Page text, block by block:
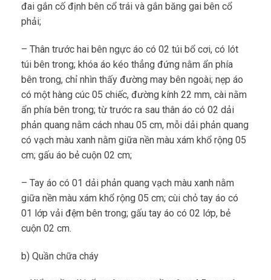
đai gắn cố định bên cổ trái và gắn băng gai bên cổ
phải;
– Thân trước hai bên ngực áo có 02 túi bổ cơi, có lót
túi bên trong; khóa áo kéo thẳng đứng nằm ẩn phía
bên trong, chỉ nhìn thấy đường may bên ngoài; nẹp áo
có một hàng cúc 05 chiếc, đường kính 22 mm, cài nằm
ẩn phía bên trong; từ trước ra sau thân áo có 02 dải
phản quang nằm cách nhau 05 cm, mỗi dải phản quang
có vạch màu xanh nằm giữa nền màu xám khổ rộng 05
cm; gấu áo bẻ cuộn 02 cm;
– Tay áo có 01 dải phản quang vạch màu xanh nằm
giữa nền màu xám khổ rộng 05 cm; cùi chỏ tay áo có
01 lớp vải đệm bên trong; gấu tay áo có 02 lớp, bẻ
cuộn 02 cm.
b) Quần chữa cháy